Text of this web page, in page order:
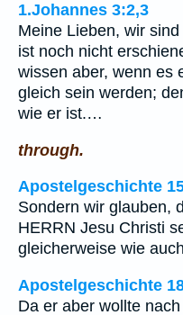
1.Johannes 3:2,3
Meine Lieben, wir
ist noch nicht
wissen aber, wenn es
gleich sein werden;
wie er ist.…
through.
Apostelgeschichte
Sondern wir glauben,
HERRN Jesu Christi
gleicherweise wie
Apostelgeschichte
Da er aber wollte